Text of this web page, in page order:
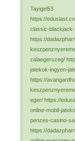
Tayigel53
https://
classic-
https://
zalaegerszeg/
jatekok-ingyen-
https://
eger/ https://
online-mobil-
penzes-casino-
https://